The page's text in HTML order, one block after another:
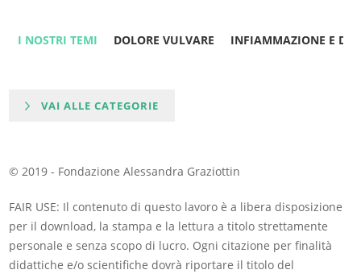
I NOSTRI TEMI DOLORE VULVARE INFIAMMAZIONE E
VAI ALLE CATEGORIE
© 2019 - Fondazione Alessandra Graziottin
FAIR USE: Il contenuto di questo lavoro è a libera disposizione
per il download, la stampa e la lettura a titolo strettamente
personale e senza scopo di lucro. Ogni citazione per finalità
didattiche e/o scientifiche dovrà riportare il titolo del